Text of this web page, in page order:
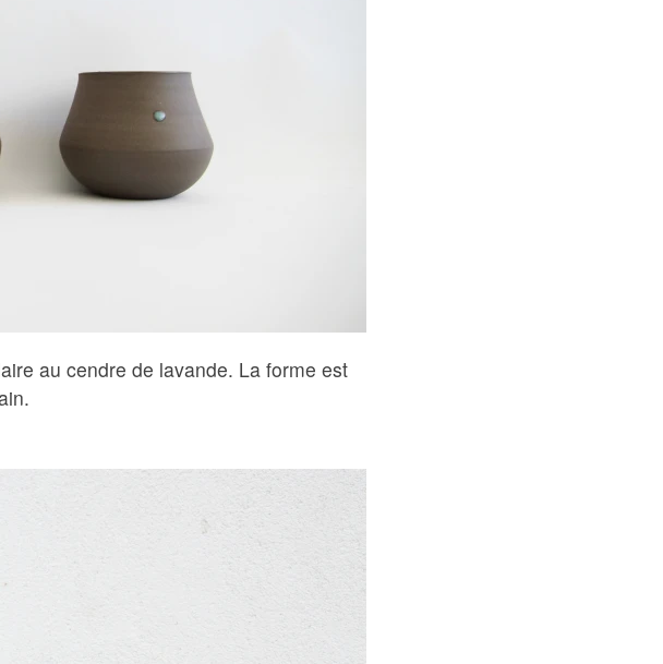
au cendre de lavande. La forme est